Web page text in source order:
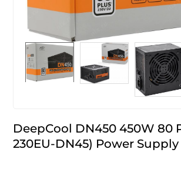
DeepCool DN450 450W 80
230EU-DN45) Power Supply